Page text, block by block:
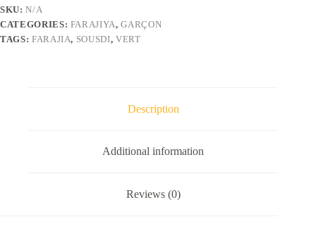
SKU:N/A
CATEGORIES: FARAJIYA,GARÇON
TAGS: FARAJIA, SOUSDI, VERT
Description
Additional information
Reviews (0)